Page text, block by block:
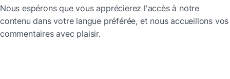
Nous espérons que vous apprécierez l'accès à notre
contenu dans votre langue préférée, et nous accueillons vos
commentaires avec plaisir.